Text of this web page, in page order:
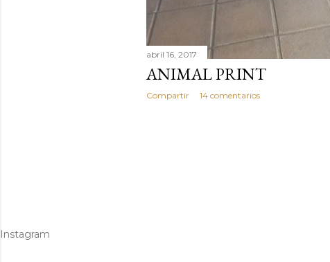
abril 16, 2017
ANIMAL PRINT
Compartir 14 comentarios
Instagram